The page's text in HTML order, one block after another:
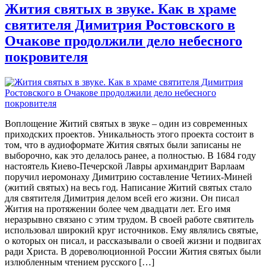
Жития святых в звуке. Как в храме
святителя Димитрия Ростовского в
Очакове продолжили дело небесного
покровителя
Воплощение Житий святых в звуке – один из современных
приходских проектов. Уникальность этого проекта состоит в
том, что в аудиоформате Жития святых были записаны не
выборочно, как это делалось ранее, а полностью. В 1684 году
настоятель Киево-Печерской Лавры архимандрит Варлаам
поручил иеромонаху Димитрию составление Четиих-Миней
(житий святых) на весь год. Написание Житий святых стало
для святителя Димитрия делом всей его жизни. Он писал
Жития на протяжении более чем двадцати лет. Его имя
неразрывно связано с этим трудом. В своей работе святитель
использовал широкий круг источников. Ему являлись святые,
о которых он писал, и рассказывали о своей жизни и подвигах
ради Христа. В дореволюционной России Жития святых были
излюбленным чтением русского […]